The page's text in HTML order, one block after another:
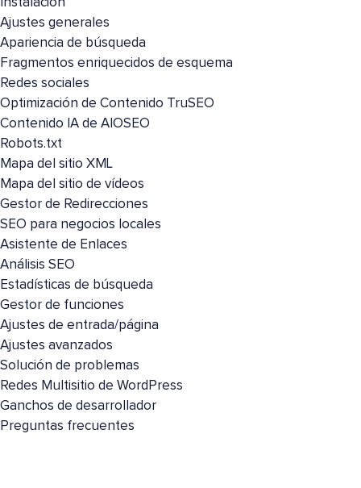
Ajustes generales
Apariencia de búsqueda
Fragmentos enriquecidos de esquema
Redes sociales
Optimización de Contenido TruSEO
Contenido IA de AIOSEO
Robots.txt
Mapa del sitio XML
Mapa del sitio de vídeos
Gestor de Redirecciones
SEO para negocios locales
Asistente de Enlaces
Análisis SEO
Estadísticas de búsqueda
Gestor de funciones
Ajustes de entrada/página
Ajustes avanzados
Solución de problemas
Redes Multisitio de WordPress
Ganchos de desarrollador
Preguntas frecuentes